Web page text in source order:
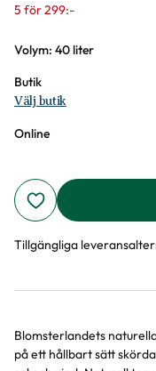
5 för 299:-
Varianter
Volym: 40 liter
Butik
Välj butik
Online
Tillgängliga
Blomsterlandets
på ett hållbart sätt